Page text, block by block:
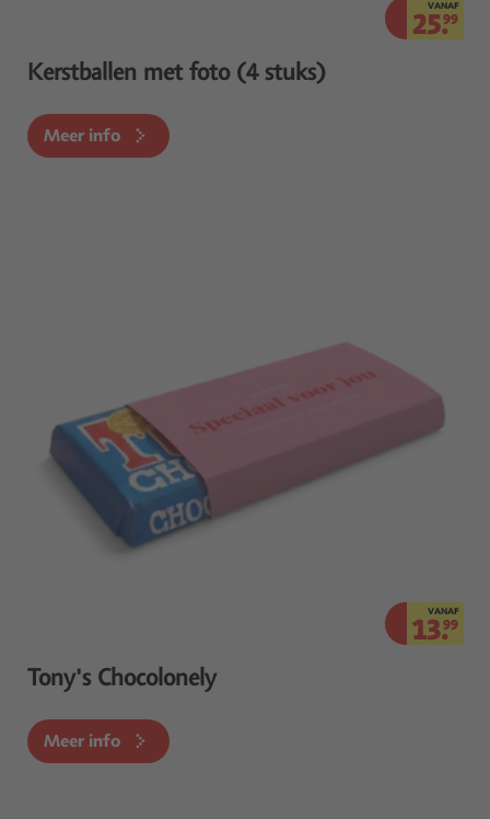
VANAF
25.99
Kerstballen met foto (4 stuks)
Meer info
VANAF
13.99
Tony's Chocolonely
Meer info